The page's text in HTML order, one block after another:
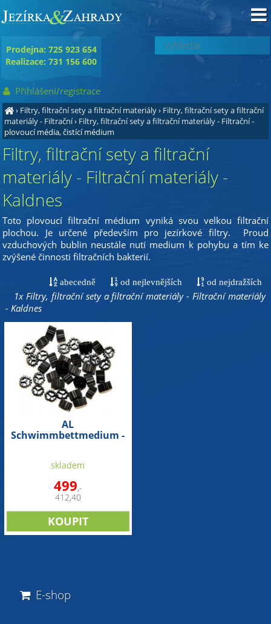
› Filtry, filtrační sety a filtrační materiály› Filtry, filtrační sety a filtrační
materiály - Filtrační› Filtry, filtrační sety a filtrační materiály - Filtrační-
plovoucí média, čistící médium
Filtry, filtrační sety a filtrační
materiály - Filtrační materiály -
Kaldnes
Toto plovoucí filtrační médium vyniká svou velkou filtrační
plochou. Je určené především pro jezírkové filtry. Proud
vzduchových bublin neustále nutí medium k pohybu a tím ke
zvýšené činnosti filtračních bakterií.
abecedně od nejlevnějších od nejdražších
1x Filtry, filtrační sety a filtrační materiály - Filtrační materiály
- Kaldnes
AL
Schwimmbettmedium -
skladem
499,-
412,40
E-shop
Prodejna: 725 923 654
Realizace: 731 156 600
Přihlášení/registrace